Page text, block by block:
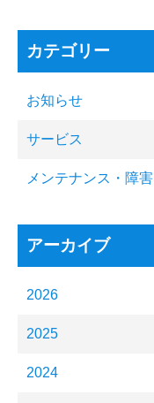
カテゴリー
お知らせ
サービス
メンテナンス・障害
アーカイブ
2026
2025
2024